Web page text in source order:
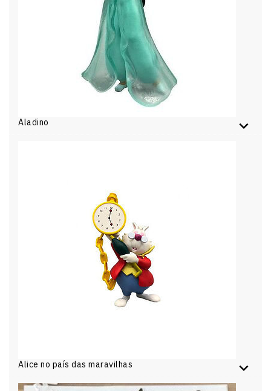
Aladino
Alice no país das maravilhas